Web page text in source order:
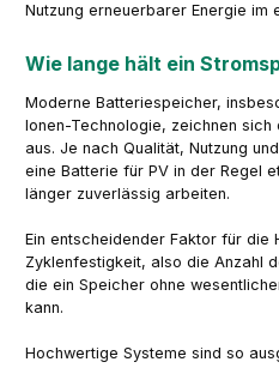
Nutzung erneuerbarer Energie im
Wie lange hält ein
Moderne Batteriespeicher,
Ionen-Technologie, zeichnen
aus. Je nach Qualität, Nutzung
eine Batterie für PV in der Regel
länger zuverlässig arbeiten.
Ein entscheidender Faktor für die
Zyklenfestigkeit, also die Anzahl
die ein Speicher ohne
kann.
Hochwertige Systeme sind so